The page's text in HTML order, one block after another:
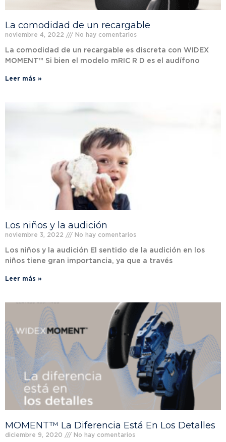
La comodidad de un recargable
noviembre 4, 2022 No hay comentarios
La comodidad de un recargable es discreta con WIDEX
MOMENT™ Si bien el modelo mRIC R D es el audífono
Leer más »
Los niños y la audición
noviembre 3, 2022 No hay comentarios
Los niños y la audición El sentido de la audición en los
niños tiene gran importancia, ya que a través
Leer más »
MOMENT™ La Diferencia Está En Los Detalles
diciembre 9, 2020 No hay comentarios